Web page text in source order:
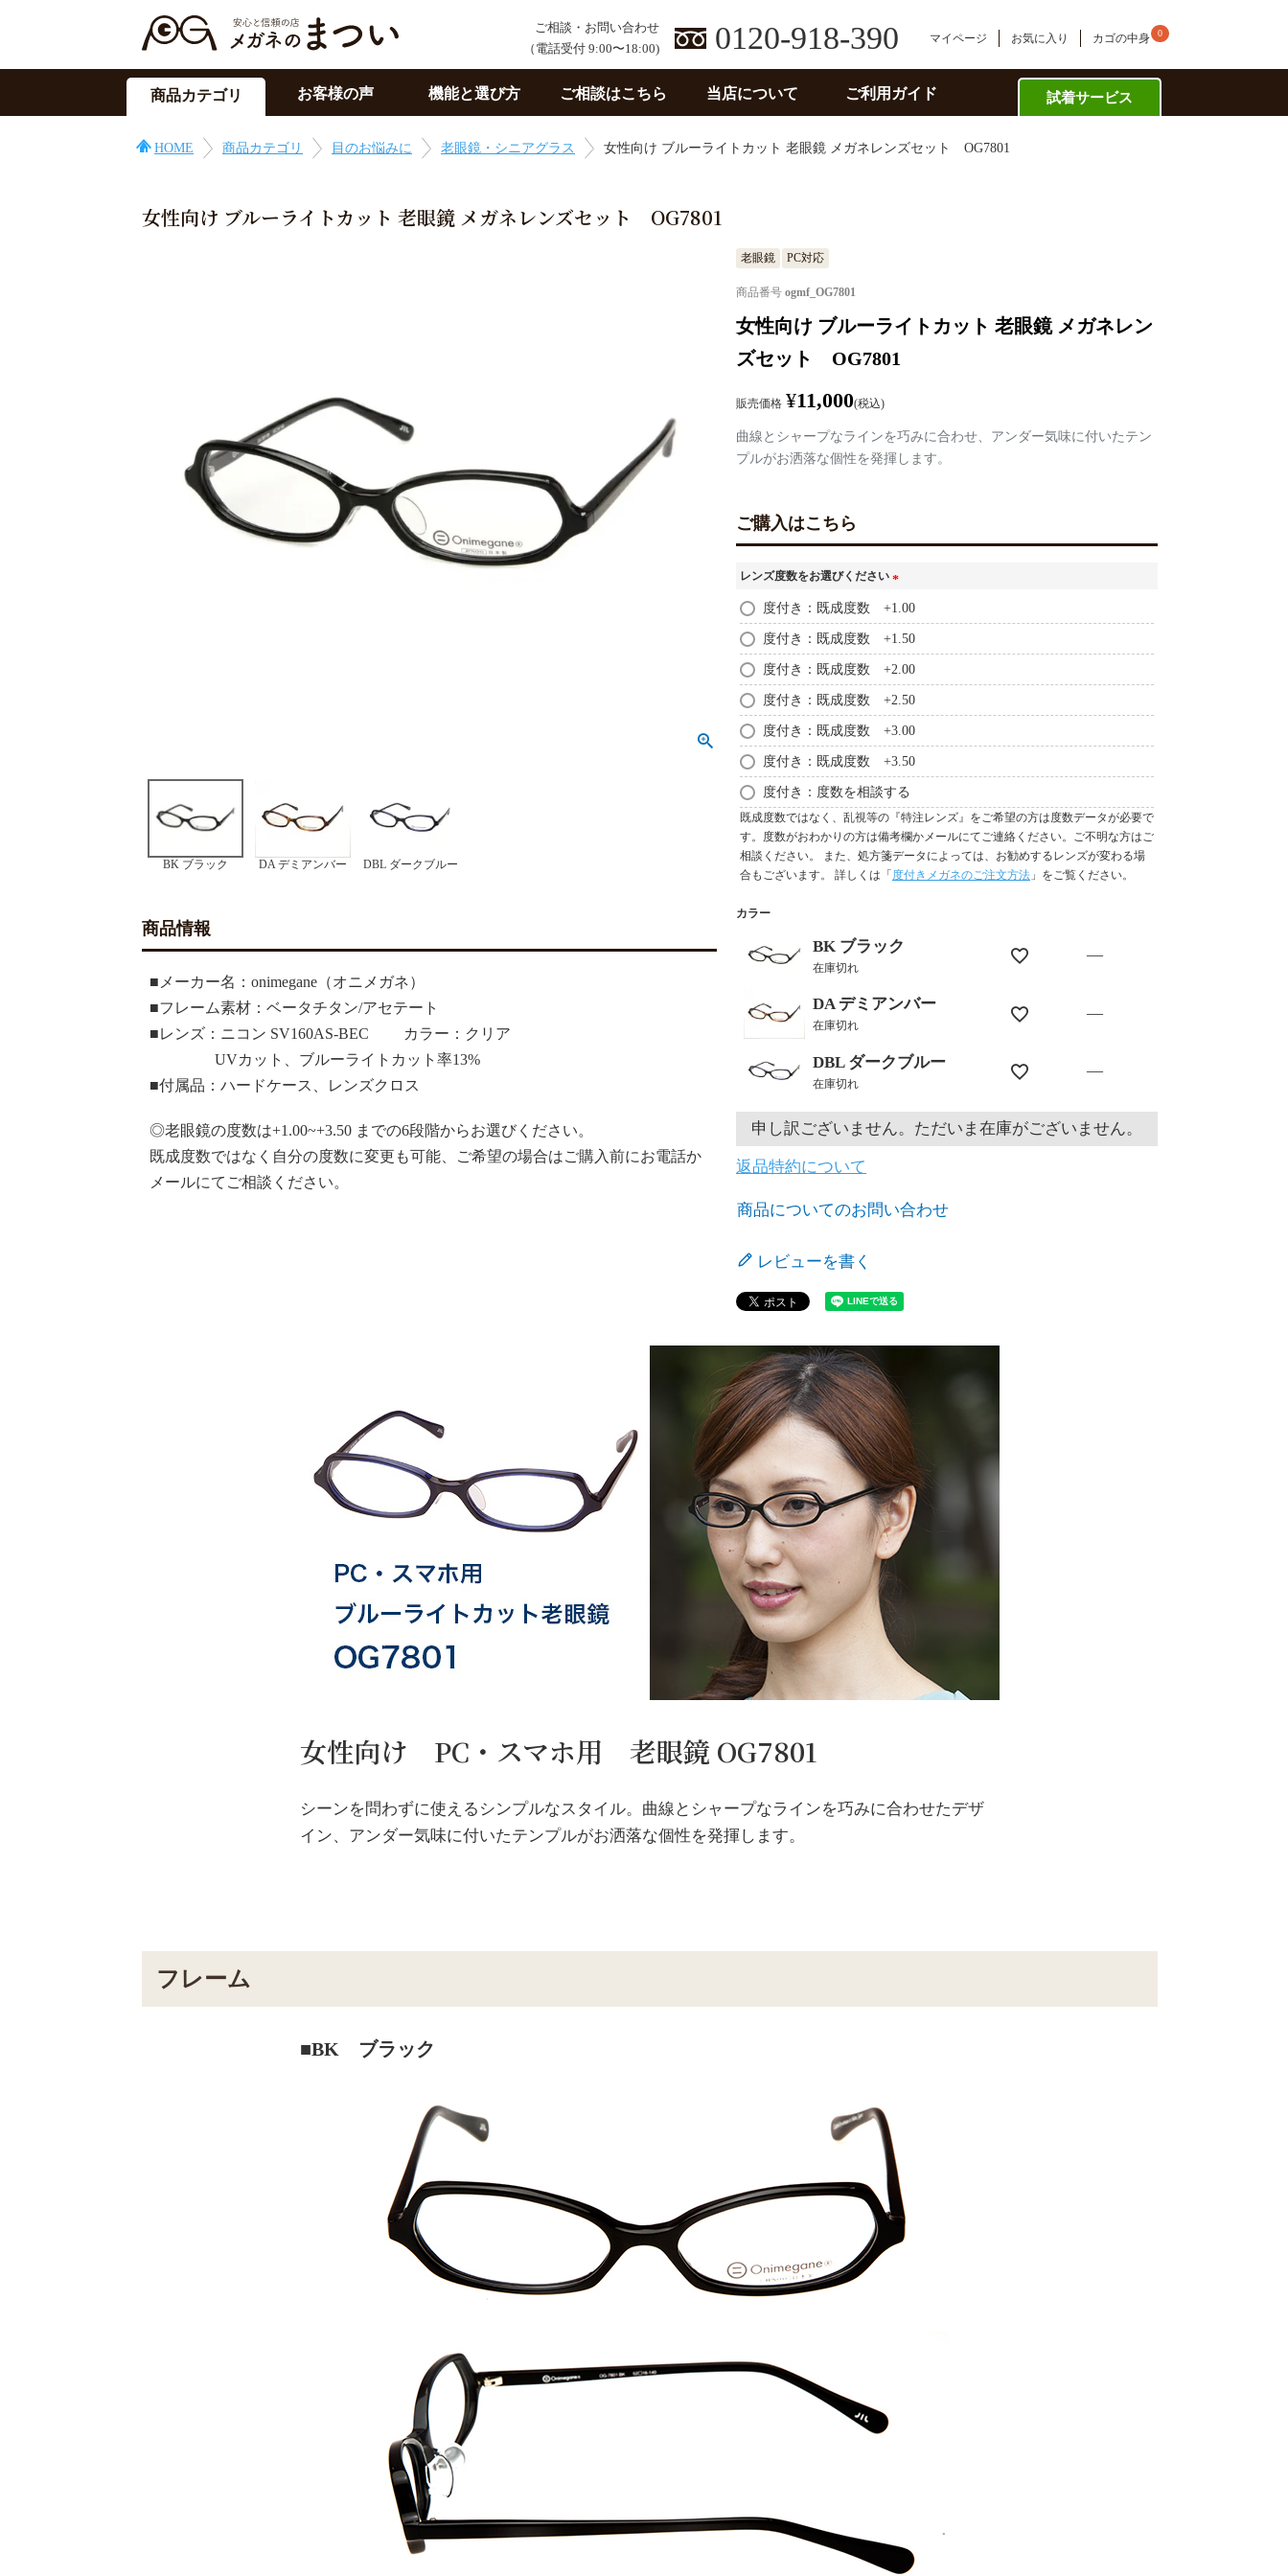
ご相談・お問い合わせ
（電話受付 9:00〜18:00)
0120-918-390 マイページ お気に入り カゴの中身 0
商品カテゴリ
目の症状に
お客様の声 機能と選び方 ご相談はこちら 当店について ご利用ガイド 試着サービス
HOME 商品カテゴリ 目のお悩みに 老眼鏡・シニアグラス 女性向け ブルーライトカット 老眼鏡 メガネレンズセット OG7801
女性向け ブルーライトカット 老眼鏡 メガネレンズセット OG7801
BK ブラック DA デミアンバー DBL ダークブルー
商品情報
■メーカー名：onimegane（オニメガネ）
■フレーム素材：ベータチタン/アセテート
■レンズ：ニコン SV160AS-BEC カラー：クリア
UVカット、ブルーライトカット率13%
■付属品：ハードケース、レンズクロス
◎老眼鏡の度数は+1.00~+3.50 までの6段階からお選びください。
既成度数ではなく自分の度数に変更も可能、ご希望の場合はご購入前にお電話か
メールにてご相談ください。
老眼鏡 PC対応
商品番号 ogmf_OG7801
女性向け ブルーライトカット 老眼鏡 メガネレン
ズセット OG7801
販売価格 ¥11,000 税込
曲線とシャープなラインを巧みに合わせ、アンダー気味に付いたテン
プルがお洒落な個性を発揮します。
ご購入はこちら
レンズ度数をお選びください
(
必
須
)
度付き：既成度数 +1.00
度付き：既成度数 +1.50
度付き：既成度数 +2.00
度付き：既成度数 +2.50
度付き：既成度数 +3.00
度付き：既成度数 +3.50
度付き：度数を相談する
既成度数ではなく、乱視等の『特注レンズ』をご希望の方は度数データが必要で
す。度数がおわかりの方は備考欄かメールにてご連絡ください。ご不明な方はご
相談ください。 また、処方箋データによっては、お勧めするレンズが変わる場
合もございます。 詳しくは「 度付きメガネのご注文方法 」をご覧ください。
カラー
BK ブラック
在庫切れ
—
DA デミアンバー
在庫切れ
—
DBL ダークブルー
在庫切れ
—
申し訳ございません。ただいま在庫がございません。
返品特約について
商品についてのお問い合わせ
レビューを書く
女性向け PC・スマホ用 老眼鏡 OG7801
シーンを問わずに使えるシンプルなスタイル。曲線とシャープなラインを巧みに合わせたデザ
イン、アンダー気味に付いたテンプルがお洒落な個性を発揮します。
フレーム
■BK ブラック